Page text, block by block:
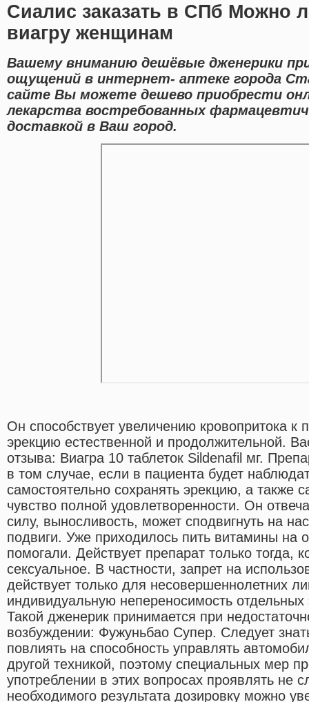
Сиалис заказать в СПб Можно
виагру женщинам
Вашему вниманию дешёвые дженерики
ощущений в интернет- аптеке города
сайте Вы можете дешево приобрести
лекарства востребованных
доставкой в Ваш город.
Он способствует увеличению кровопритока к
эрекцию естественной и продолжительной.
отзыва: Виагра 10 таблеток Sildenafil мг.
в том случае, если в пациента будет
самостоятельно сохранять эрекцию, а также
чувство полной удовлетворенности. Он
силу, выносливость, может сподвигнуть на
подвиги. Уже приходилось пить витамины на
помогали. Действует препарат только тогда,
сексуальное. В частности, запрет на
действует только для несовершеннолетних
индивидуальную непереносимость отдельных
Такой дженерик принимается при
возбуждении: Фужуньбао Супер. Следует
повлиять на способность управлять
другой техникой, поэтому специальных мер
употреблении в этих вопросах проявлять не
необходимого результата дозировку можно